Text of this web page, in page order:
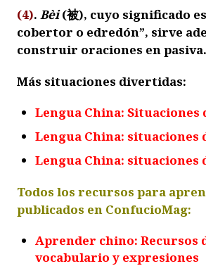
(4). Bèi(被), cuyo significado
cobertor o edredón”, sirve
construir oraciones en pasiva.
Más situaciones divertidas:
Lengua China: Situaciones
Lengua China: situaciones
Lengua China: situaciones
Todos los recursos para
publicados en ConfucioMag:
Aprender chino: Recursos
vocabulario y expresiones